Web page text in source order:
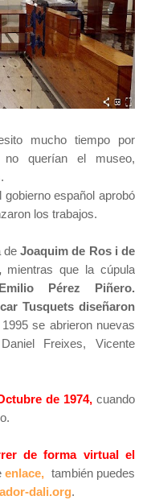
mucho tiempo por
querían el museo,
español aprobó
los trabajos.
de Joaquim de Ros i de
mientras que la cúpula
Emilio Pérez Piñero.
Tusquets diseñaron
se abrieron nuevas
Freixes, Vicente
de 1974, cuando
de forma virtual el
enlace, también puedes
dali.org.